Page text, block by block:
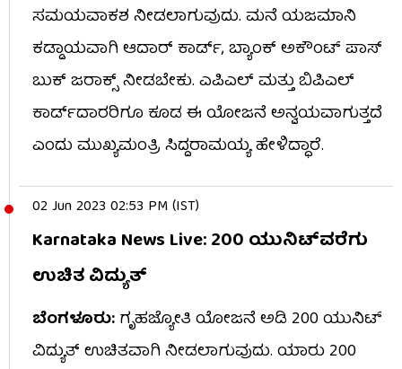
ಸಮಯವಾಕಶ ನೀಡಲಾಗುವುದು. ಮನೆ ಯಜಮಾನಿ
ಕಡ್ಡಾಯವಾಗಿ ಆದಾರ್​ ಕಾರ್ಡ್​​, ಬ್ಯಾಂಕ್​ ಅಕೌಂಟ್​ ಪಾಸ್​
ಬುಕ್​ ಜರಾಕ್ಸ್​ ನೀಡಬೇಕು. ಎಪಿಎಲ್​ ಮತ್ತು ಬಿಪಿಎಲ್​​
ಕಾರ್ಡ್​ದಾರರಿಗೂ ಕೂಡ ಈ ಯೋಜನೆ ಅನ್ವಯವಾಗುತ್ತದೆ
ಎಂದು ಮುಖ್ಯಮಂತ್ರಿ ಸಿದ್ದರಾಮಯ್ಯ ಹೇಳಿದ್ಧಾರೆ.
02 Jun 2023 02:53 PM (IST)
Karnataka News Live: 200 ಯುನಿಟ್​ವರೆಗು
ಉಚಿತ ವಿದ್ಯುತ್​
ಬೆಂಗಳೂರು:ಗೃಹಜ್ಯೋತಿ ಯೋಜನೆ ಅಡಿ 200 ಯುನಿಟ್​
ವಿದ್ಯುತ್​ ಉಚಿತವಾಗಿ ನೀಡಲಾಗುವುದು. ಯಾರು 200